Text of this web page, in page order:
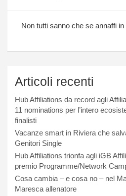
Non tutti sanno che se annaffi
Articoli recenti
Hub Affiliations da record agli
11 nominations per l’intero
finalisti
Vacanze smart in Riviera che
Genitori Single
Hub Affiliations trionfa agli iGB
premio Programme/Network
Cosa cambia – e cosa no – nel
Maresca allenatore